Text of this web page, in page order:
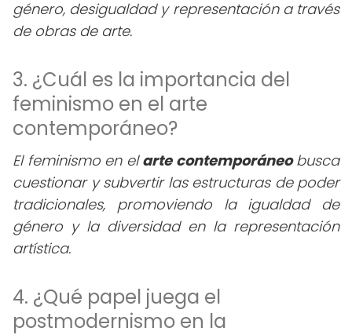
género, desigualdad y representación a través
de obras de arte.
3. ¿Cuál es la importancia del
feminismo en el arte
contemporáneo?
El feminismo en elarte contemporáneobusca
cuestionar y subvertir las estructuras de poder
tradicionales, promoviendo la igualdad de
género y la diversidad en la representación
artística.
4. ¿Qué papel juega el
postmodernismo en la